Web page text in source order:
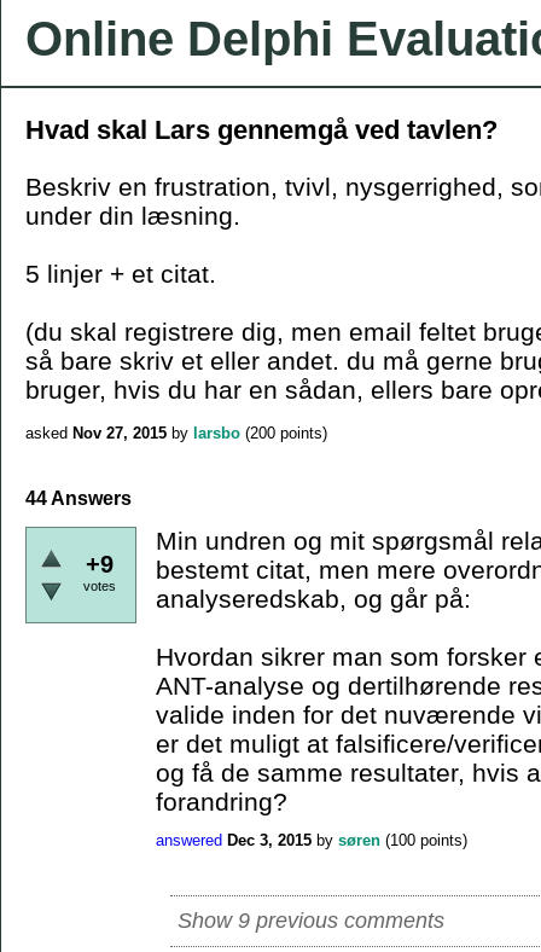
Online Delphi
Hvad skal Lars gennemgå ved tavlen?
Beskriv en frustration, tvivl, nysgerrighed,
under din læsning.
5 linjer + et citat.
(du skal registrere dig, men email feltet
så bare skriv et eller andet. du må gerne
bruger, hvis du har en sådan, ellers bare
asked Nov 27, 2015 by larsbo (200 points)
44 Answers
+9
votes
Min undren og mit spørgsmål
bestemt citat, men mere
analyseredskab, og går på:
Hvordan sikrer man som forsker
ANT-analyse og dertilhørende
valide inden for det nuværende
er det muligt at falsificere/
og få de samme resultater, hvis
forandring?
answered Dec 3, 2015 by søren (100 points)
Show 9 previous comments